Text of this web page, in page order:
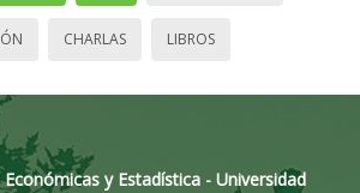
CHARLAS LIBROS
y Estadística - Universidad